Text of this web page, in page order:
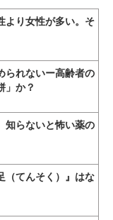
より女性が多い。そ
られないー高齢者の
」か？
知らないと怖い薬の
（てんそく）』はな